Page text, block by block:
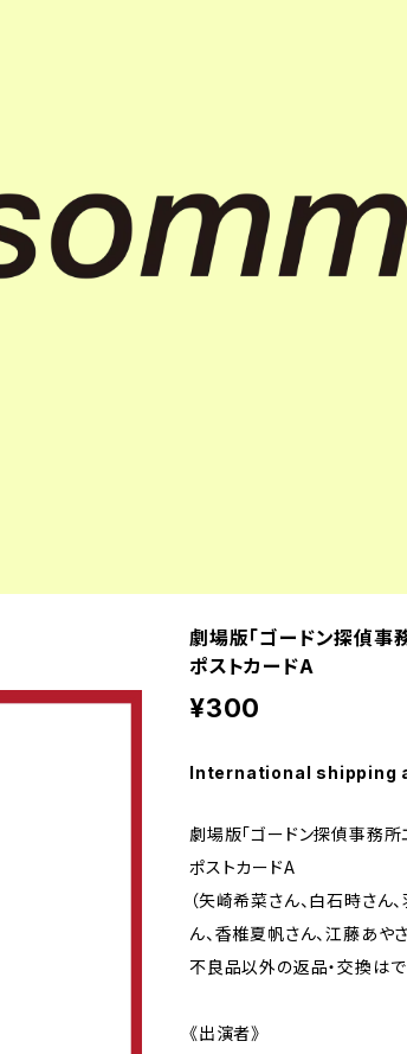
劇場版「ゴードン探偵
ポストカードA
¥300
International shipping
劇場版「ゴードン探偵事務
ポストカードA
（矢崎希菜さん、白石時さん
ん、香椎夏帆さん、江藤あや
不良品以外の返品・交換はで
《出演者》